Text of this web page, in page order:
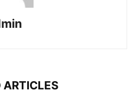
ARTICLES